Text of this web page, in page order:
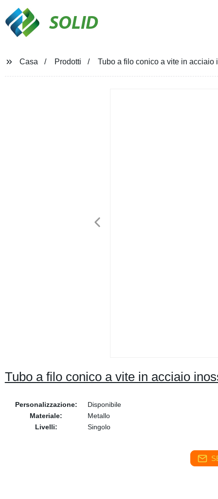
SOLID
Casa Prodotti Tubo a filo conico a vite in acciaio
Tubo a filo conico a vite in acciaio
Personalizzazione:
Disponibile
Materiale:
Metallo
Livelli:
Singolo